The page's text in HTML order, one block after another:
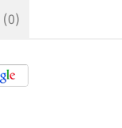
(0)